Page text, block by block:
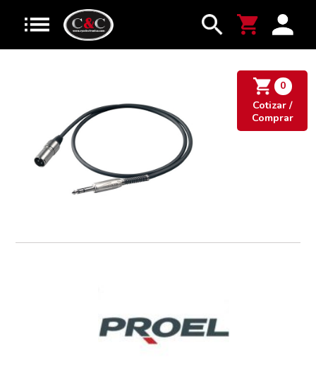
0
Cotizar /
Comprar